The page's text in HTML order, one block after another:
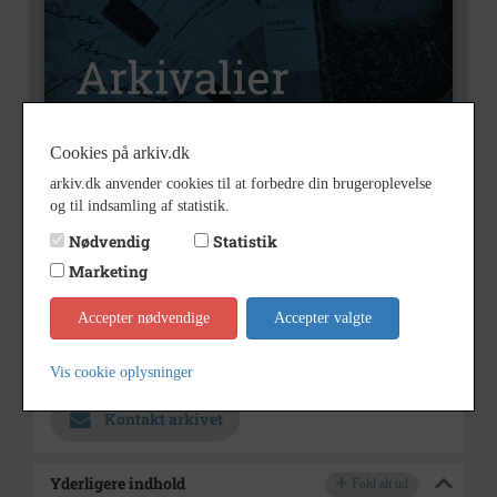
Nummer A1091
Type Arkivalier
Arkivskaber
Periode 1960 - 1985
Holbæk-Arkiverne / Tølløse
Kontakt arkivet
Yderligere indhold Fold alt ud
Cookies på arkiv.dk
arkiv.dk anvender cookies til at forbedre din brugeroplevelse
og til indsamling af statistik.
Nødvendig
Statistik
Marketing
Accepter nødvendige Accepter valgte
Vis cookie oplysninger